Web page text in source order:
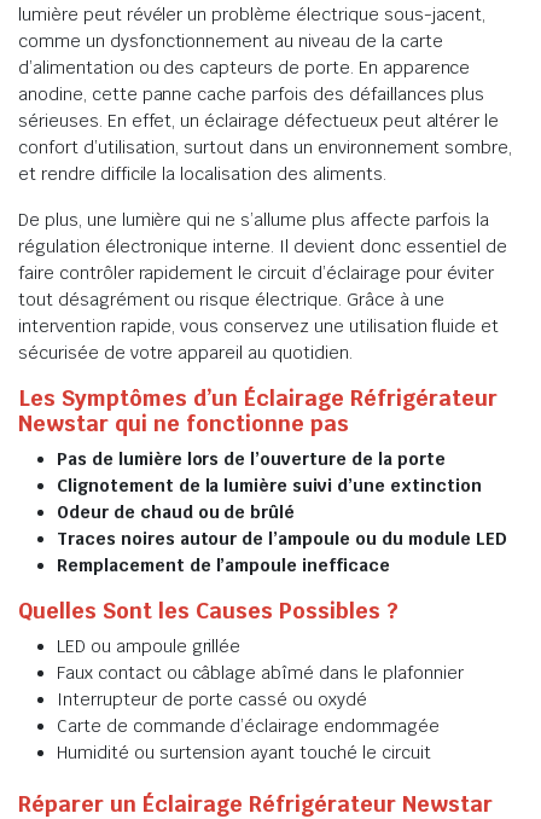
lumière peut révéler un problème électrique sous-jacent,
comme un dysfonctionnement au niveau de la carte
d’alimentation ou des capteurs de porte. En apparence
anodine, cette panne cache parfois des défaillances plus
sérieuses. En effet, un éclairage défectueux peut altérer le
confort d’utilisation, surtout dans un environnement sombre,
et rendre difficile la localisation des aliments.
De plus, une lumière qui ne s’allume plus affecte parfois la
régulation électronique interne. Il devient donc essentiel de
faire contrôler rapidement le circuit d’éclairage pour éviter
tout désagrément ou risque électrique. Grâce à une
intervention rapide, vous conservez une utilisation fluide et
sécurisée de votre appareil au quotidien.
Les Symptômes d’un Éclairage Réfrigérateur
Newstar qui ne fonctionne pas
Pas de lumière lors de l’ouverture de la porte
Clignotement de la lumière suivi d’une extinction
Odeur de chaud ou de brûlé
Traces noires autour de l’ampoule ou du module LED
Remplacement de l’ampoule inefficace
Quelles Sont les Causes Possibles ?
LED ou ampoule grillée
Faux contact ou câblage abîmé dans le plafonnier
Interrupteur de porte cassé ou oxydé
Carte de commande d’éclairage endommagée
Humidité ou surtension ayant touché le circuit
Réparer un Éclairage Réfrigérateur Newstar